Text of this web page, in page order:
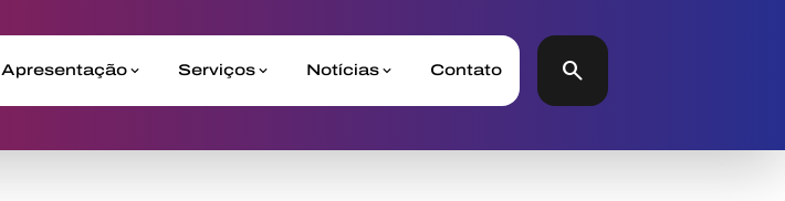
Apresentação Serviços Notícias Contato search